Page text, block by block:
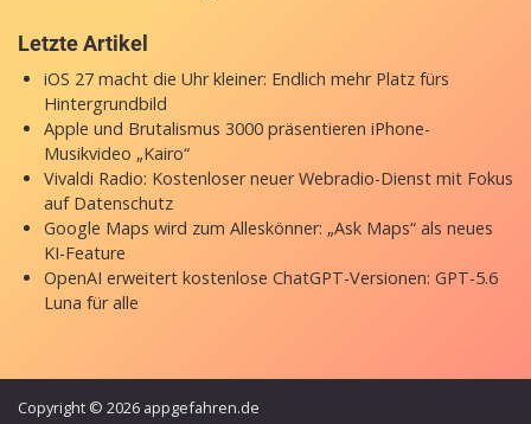
Letzte Artikel
iOS 27 macht die Uhr kleiner: Endlich mehr Platz fürs
Hintergrundbild
Apple und Brutalismus 3000 präsentieren iPhone-
Musikvideo „Kairo“
Vivaldi Radio: Kostenloser neuer Webradio-Dienst mit Fokus
auf Datenschutz
Google Maps wird zum Alleskönner: „Ask Maps“ als neues
KI-Feature
OpenAI erweitert kostenlose ChatGPT-Versionen: GPT-5.6
Luna für alle
Copyright © 2026 appgefahren.de